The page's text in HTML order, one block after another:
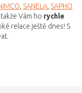
SANELA SAPHO
, takže Vám ho rychle
relace ještě dnes! S